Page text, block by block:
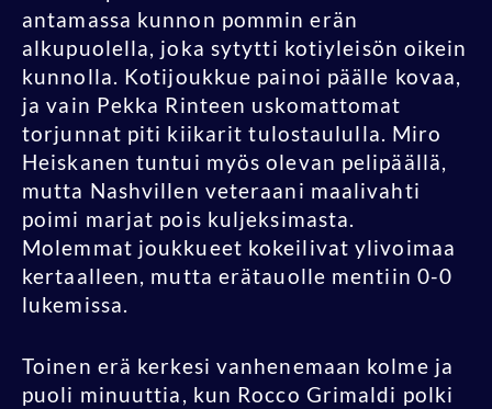
antamassa kunnon pommin erän
alkupuolella, joka sytytti kotiyleisön oikein
kunnolla. Kotijoukkue painoi päälle kovaa,
ja vain Pekka Rinteen uskomattomat
torjunnat piti kiikarit tulostaululla. Miro
Heiskanen tuntui myös olevan pelipäällä,
mutta Nashvillen veteraani maalivahti
poimi marjat pois kuljeksimasta.
Molemmat joukkueet kokeilivat ylivoimaa
kertaalleen, mutta erätauolle mentiin 0-0
lukemissa.
Toinen erä kerkesi vanhenemaan kolme ja
puoli minuuttia, kun Rocco Grimaldi polki